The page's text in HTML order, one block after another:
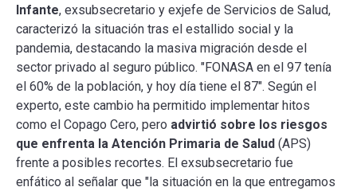
Infante, exsubsecretario y exjefe de Servicios de Salud,
caracterizó la situación tras el estallido social y la
pandemia, destacando la masiva migración desde el
sector privado al seguro público. "FONASA en el 97 tenía
el 60% de la población, y hoy día tiene el 87". Según el
experto, este cambio ha permitido implementar hitos
como el Copago Cero, pero advirtió sobre los riesgos
que enfrenta la Atención Primaria de Salud (APS)
frente a posibles recortes. El exsubsecretario fue
enfático al señalar que "la situación en la que entregamos